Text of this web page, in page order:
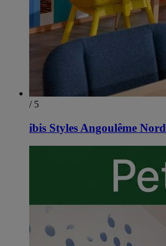
/ 5
ibis Styles Angoulême Nord